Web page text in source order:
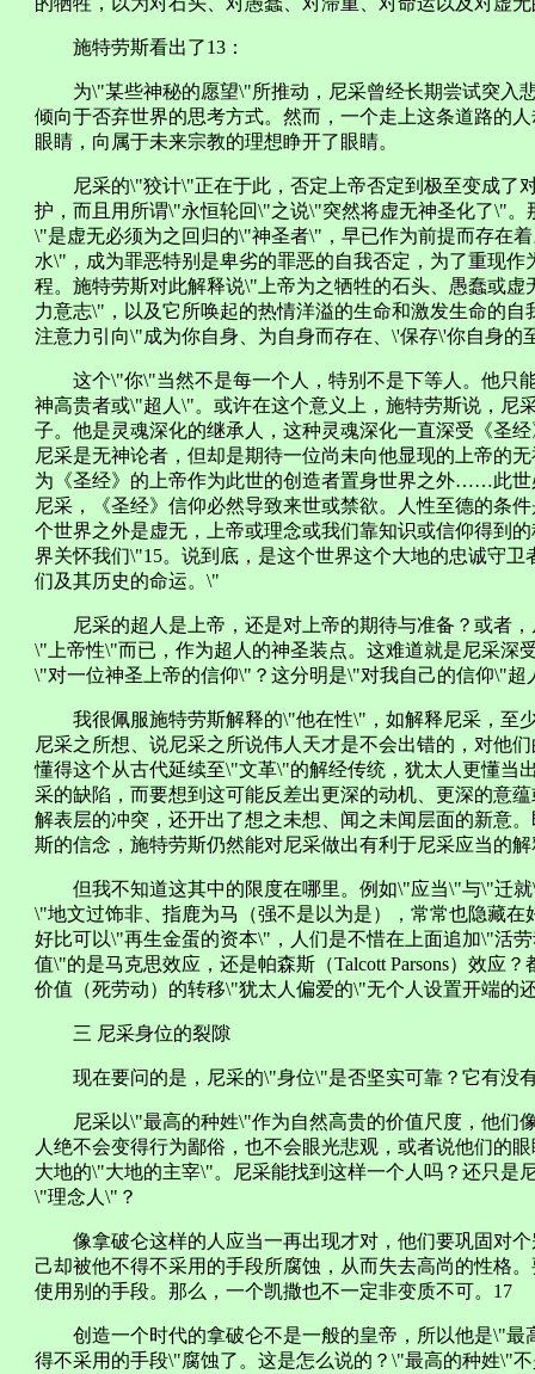
施特劳斯看出了13：
为\"某些神秘的愿望\"所推动，尼采曾经长期尝试突入
倾向于否弃世界的思考方式。然而，一个走上这条道路的
眼睛，向属于未来宗教的理想睁开了眼睛。
尼采的\"狡计\"正在于此，否定上帝否定到极至变成了
护，而且用所谓\"永恒轮回\"之说\"突然将虚无神圣化了\"
\"是虚无必须为之回归的\"神圣者\"，早已作为前提而存在
水\"，成为罪恶特别是卑劣的罪恶的自我否定，为了重现
程。施特劳斯对此解释说\"上帝为之牺牲的石头、愚蠢或
力意志\"，以及它所唤起的热情洋溢的生命和激发生命的
注意力引向\"成为你自身、为自身而存在、\'保存\'你自身的
这个\"你\"当然不是每一个人，特别不是下等人。他只
神高贵者或\"超人\"。或许在这个意义上，施特劳斯说，尼
子。他是灵魂深化的继承人，这种灵魂深化一直深受《圣
尼采是无神论者，但却是期待一位尚未向他显现的上帝的
为《圣经》的上帝作为此世的创造者置身世界之外……此
尼采，《圣经》信仰必然导致来世或禁欲。人性至德的条
个世界之外是虚无，上帝或理念或我们靠知识或信仰得到
界关怀我们\"15。说到底，是这个世界这个大地的忠诚守
们及其历史的命运。\"
尼采的超人是上帝，还是对上帝的期待与准备？或者，
\"上帝性\"而已，作为超人的神圣装点。这难道就是尼采深
\"对一位神圣上帝的信仰\"？这分明是\"对我自己的信仰\"超
我很佩服施特劳斯解释的\"他在性\"，如解释尼采，至
尼采之所想、说尼采之所说伟人天才是不会出错的，对他
懂得这个从古代延续至\"文革\"的解经传统，犹太人更懂当
采的缺陷，而要想到这可能反差出更深的动机、更深的意
解表层的冲突，还开出了想之未想、闻之未闻层面的新意
斯的信念，施特劳斯仍然能对尼采做出有利于尼采应当的
但我不知道这其中的限度在哪里。例如\"应当\"与\"迁就
\"地文过饰非、指鹿为马（强不是以为是），常常也隐藏
好比可以\"再生金蛋的资本\"，人们是不惜在上面追加\"活
值\"的是马克思效应，还是帕森斯（Talcott Parsons）效应
价值（死劳动）的转移\"犹太人偏爱的\"无个人设置开端的
三 尼采身位的裂隙
现在要问的是，尼采的\"身位\"是否坚实可靠？它有没
尼采以\"最高的种姓\"作为自然高贵的价值尺度，他们
人绝不会变得行为鄙俗，也不会眼光悲观，或者说他们的
大地的\"大地的主宰\"。尼采能找到这样一个人吗？还只是
\"理念人\"？
像拿破仑这样的人应当一再出现才对，他们要巩固对个
己却被他不得不采用的手段所腐蚀，从而失去高尚的性格
使用别的手段。那么，一个凯撒也不一定非变质不可。17
创造一个时代的拿破仑不是一般的皇帝，所以他是\"最
得不采用的手段\"腐蚀了。这是怎么说的？\"最高的种姓\"